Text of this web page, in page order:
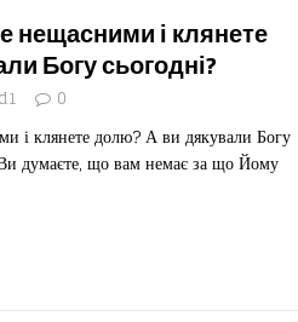
нещасними і клянете
Богу сьогодні?
0
і клянете долю? А ви дякували Богу
думаєте, що вам немає за що Йому